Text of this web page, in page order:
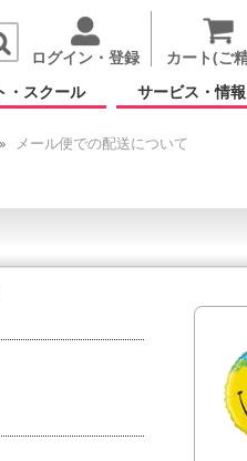
ログイン・登録 カート(ご
・スクール サービス・情報
メール便での配送について